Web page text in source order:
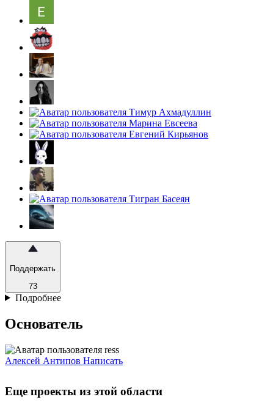
Поддержать
73
Подробнее
Основатель
Алексей Антипов Написать
Еще проекты из этой области